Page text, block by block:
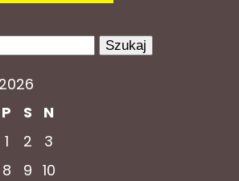
P S
N
1
2
3
8 9 10